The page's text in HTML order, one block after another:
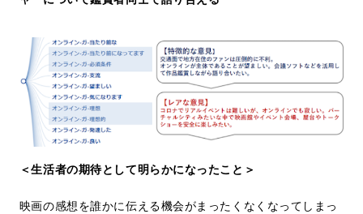
＜生活者の期待として明らかになったこと＞
映画の感想を誰かに伝える機会がまったくなくなってしまっ